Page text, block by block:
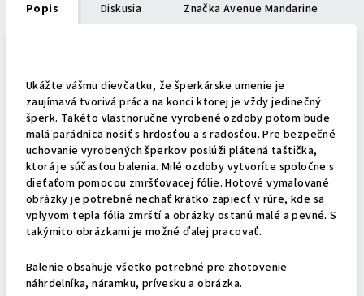
Popis Diskusia Značka Avenue Mandarine
Ukážte vášmu dievčatku, že šperkárske umenie je
zaujímavá tvorivá práca na konci ktorej je vždy jedinečný
šperk. Takéto vlastnoručne vyrobené ozdoby potom bude
malá parádnica nosiť s hrdosťou a s radosťou. Pre bezpečné
uchovanie vyrobených šperkov poslúži plátená taštička,
ktorá je súčasťou balenia. Milé ozdoby vytvoríte spoločne s
dieťaťom pomocou zmršťovacej fólie. Hotové vymaľované
obrázky je potrebné nechať krátko zapiecť v rúre, kde sa
vplyvom tepla fólia zmrští a obrázky ostanú malé a pevné. S
takýmito obrázkami je možné ďalej pracovať.
Balenie obsahuje všetko potrebné pre zhotovenie
náhrdelníka, náramku, prívesku a obrázka.